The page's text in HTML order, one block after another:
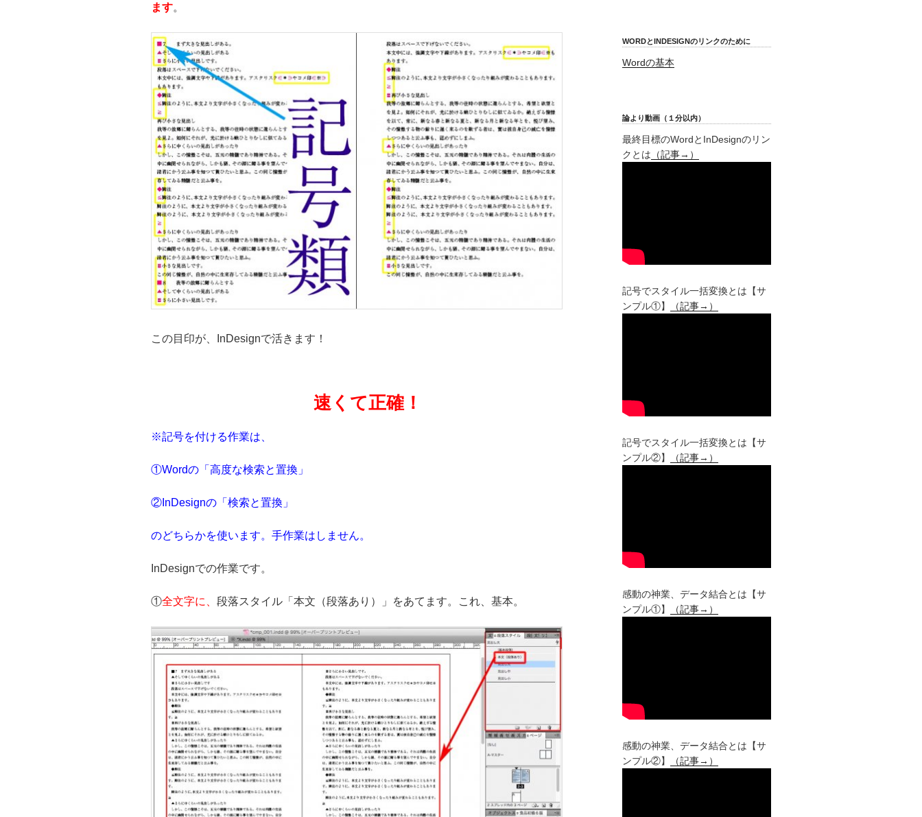
ます。
この目印が、InDesignで活きます！
速くて正確！
※記号を付ける作業は、
①Wordの「高度な検索と置換」
②InDesignの「検索と置換」
のどちらかを使います。手作業はしません。
InDesignでの作業です。
①全文字に、 段落スタイル「本文（段落あり）」をあてます。これ、基本。
WORDとINDESIGNのリンクのために
Wordの基本
論より動画（１分以内）
最終目標のWordとInDesignのリン
クとは （記事→）
記号でスタイル一括変換とは【サ
ンプル①】
（記事→）
記号でスタイル一括変換とは【サ
ンプル②】
（記事→）
感動の神業、データ結合とは【サ
ンプル①】
（記事→）
感動の神業、データ結合とは【サ
ンプル②】
（記事→）